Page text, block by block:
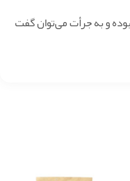
و به جرأت می‌توان گفت